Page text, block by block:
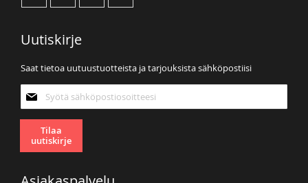
Uutiskirje
Saat tietoa uutuustuotteista ja tarjouksista sähköpostiisi
uutiskirjeemme:
Tilaa
uutiskirje